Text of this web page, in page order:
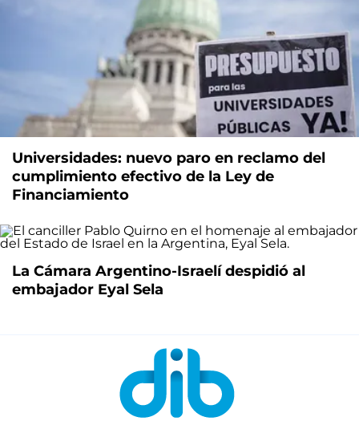
Universidades: nuevo paro en reclamo del
cumplimiento efectivo de la Ley de
Financiamiento
La Cámara Argentino-Israelí despidió al
embajador Eyal Sela